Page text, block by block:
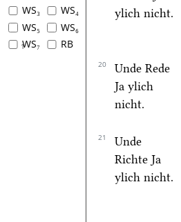
WS₃
WS₄
WS₅
WS₆
1WS₇ RB
ylich nicht.
20
Unde Rede
Ja ylich
nicht.
21
Unde
Richte Ja
ylich nicht.